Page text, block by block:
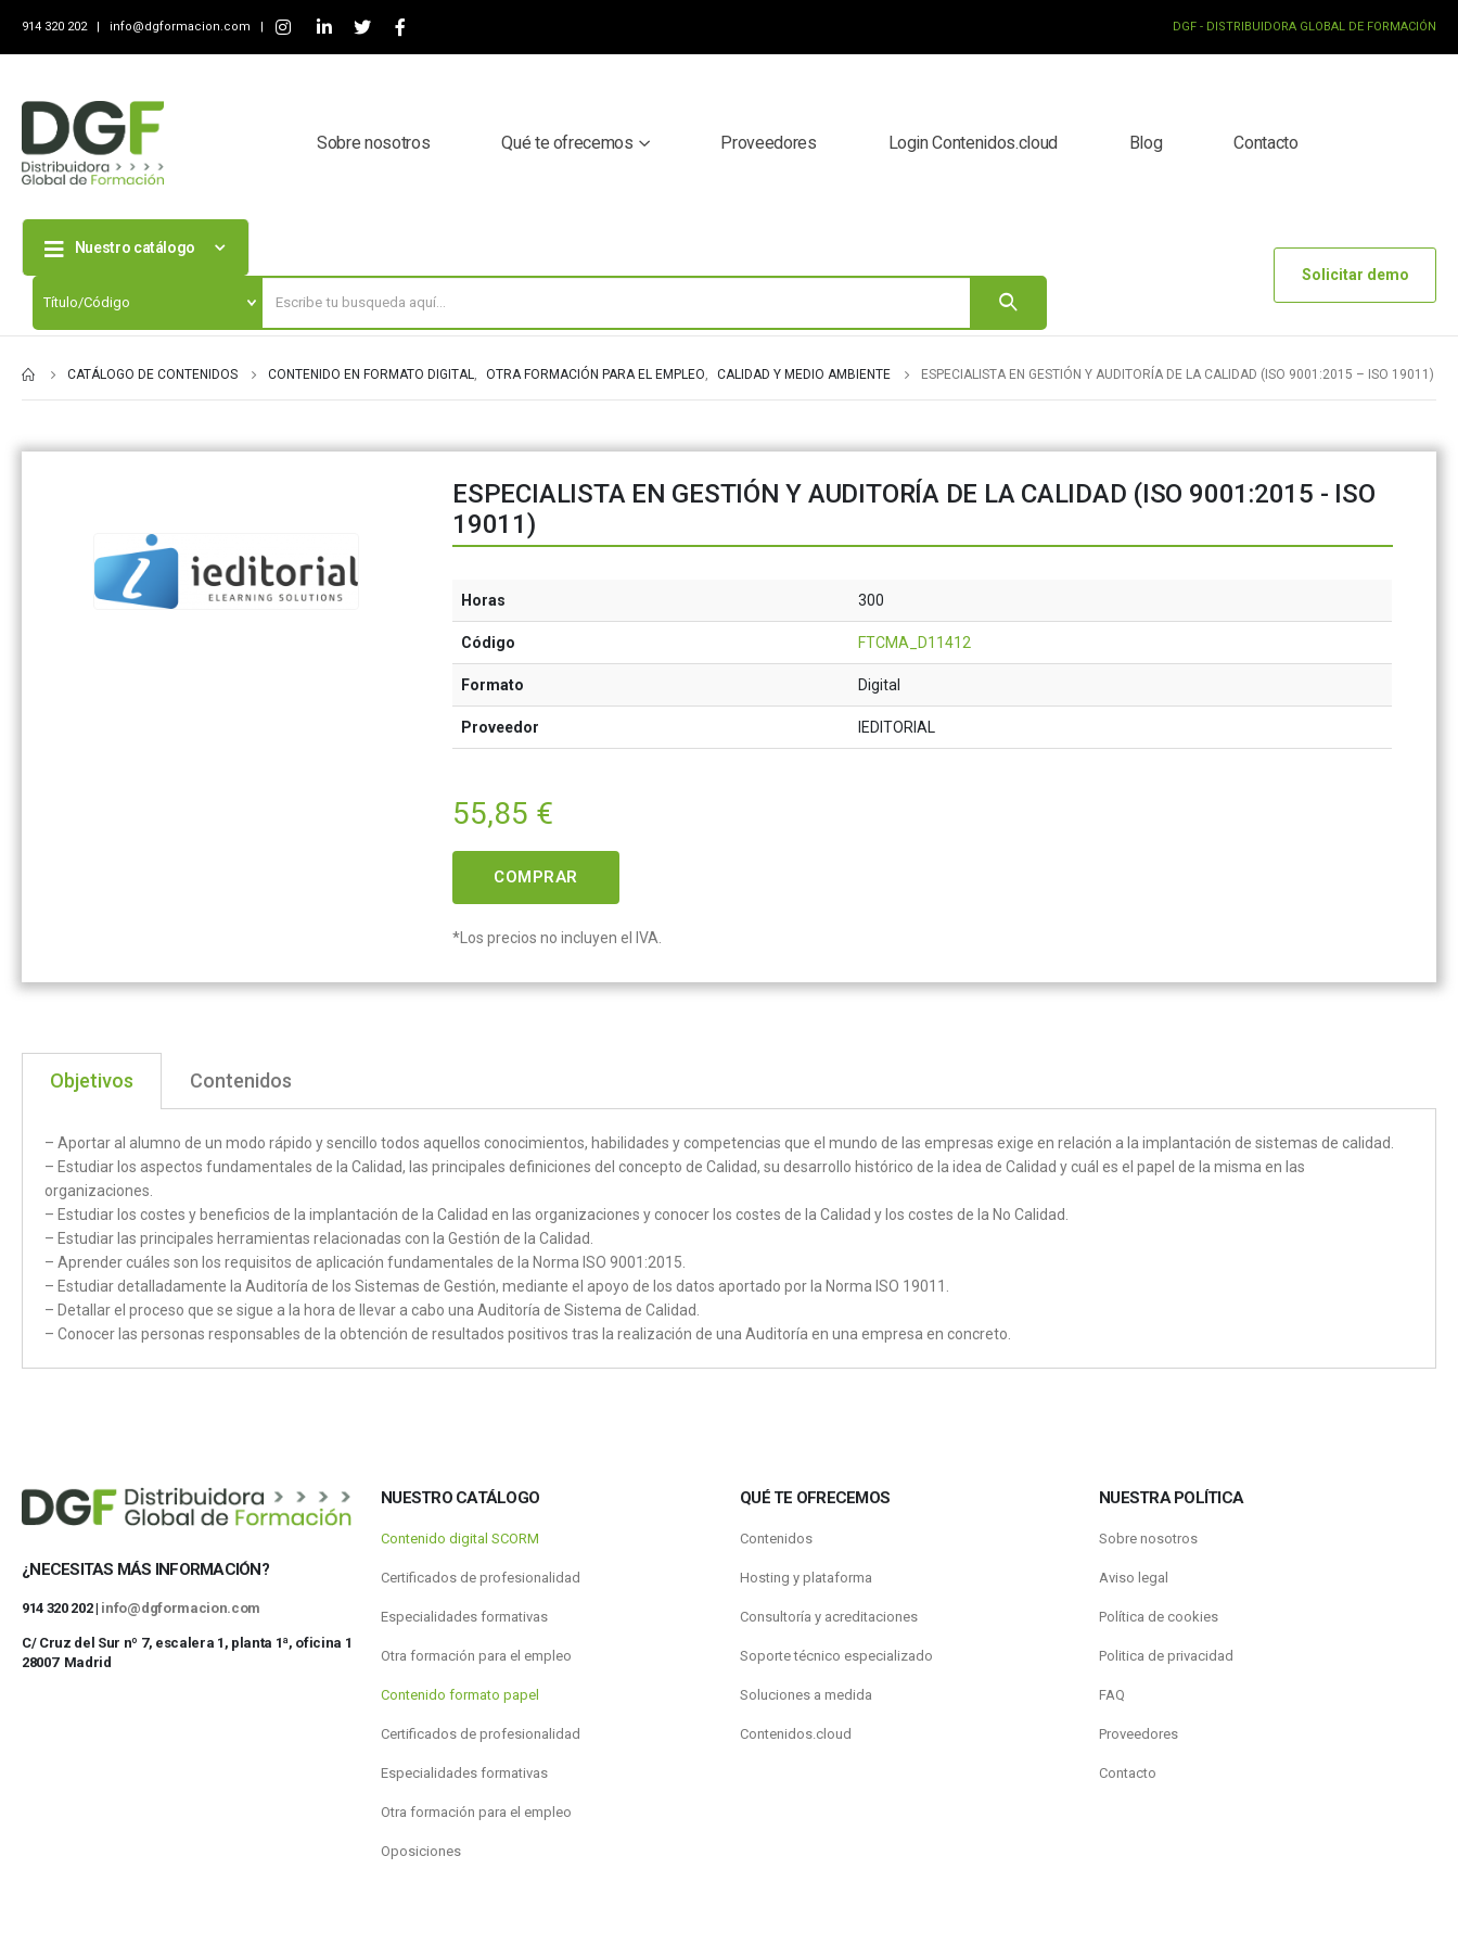
914 320 202 | info@dgformacion.com | DGF - DISTRIBUIDORA GLOBAL DE FORMACIÓN
Sobre nosotros Qué te ofrecemos Proveedores Login Contenidos.cloud Blog Contacto
Nuestro catálogo
Solicitar demo
CATÁLOGO DE CONTENIDOS CONTENIDO EN FORMATO DIGITAL, OTRA FORMACIÓN PARA EL EMPLEO, CALIDAD Y MEDIO AMBIENTE ESPECIALISTA EN GESTIÓN Y AUDITORÍA DE LA CALIDAD (ISO 9001:2015 – ISO 19011)
ESPECIALISTA EN GESTIÓN Y AUDITORÍA DE LA CALIDAD (ISO 9001:2015 - ISO
19011)
Horas 300
Código FTCMA_D11412
Formato Digital
Proveedor IEDITORIAL
55,85 €
COMPRAR
*Los precios no incluyen el IVA.
Objetivos Contenidos
– Aportar al alumno de un modo rápido y sencillo todos aquellos conocimientos, habilidades y competencias que el mundo de las empresas exige en relación a la implantación de sistemas de calidad.
– Estudiar los aspectos fundamentales de la Calidad, las principales definiciones del concepto de Calidad, su desarrollo histórico de la idea de Calidad y cuál es el papel de la misma en las
organizaciones.
– Estudiar los costes y beneficios de la implantación de la Calidad en las organizaciones y conocer los costes de la Calidad y los costes de la No Calidad.
– Estudiar las principales herramientas relacionadas con la Gestión de la Calidad.
– Aprender cuáles son los requisitos de aplicación fundamentales de la Norma ISO 9001:2015.
– Estudiar detalladamente la Auditoría de los Sistemas de Gestión, mediante el apoyo de los datos aportado por la Norma ISO 19011.
– Detallar el proceso que se sigue a la hora de llevar a cabo una Auditoría de Sistema de Calidad.
– Conocer las personas responsables de la obtención de resultados positivos tras la realización de una Auditoría en una empresa en concreto.
¿NECESITAS MÁS INFORMACIÓN?
914 320 202 | info@dgformacion.com
C/ Cruz del Sur nº 7, escalera 1, planta 1ª, oficina 1
28007 Madrid
NUESTRO CATÁLOGO
Contenido digital SCORM
Certificados de profesionalidad
Especialidades formativas
Otra formación para el empleo
Contenido formato papel
Certificados de profesionalidad
Especialidades formativas
Otra formación para el empleo
Oposiciones
QUÉ TE OFRECEMOS
Contenidos
Hosting y plataforma
Consultoría y acreditaciones
Soporte técnico especializado
Soluciones a medida
Contenidos.cloud
NUESTRA POLÍTICA
Sobre nosotros
Aviso legal
Política de cookies
Politica de privacidad
FAQ
Proveedores
Contacto